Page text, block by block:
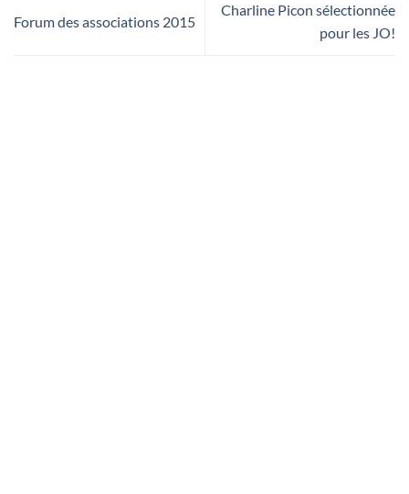
Forum des associations 2015
Charline Picon sélectionnée
pour les JO!